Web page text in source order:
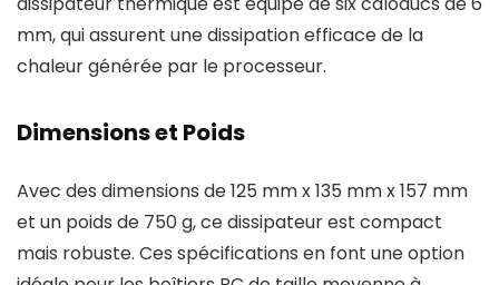
mm, qui assurent une dissipation efficace de la
chaleur générée par le processeur.
Dimensions et Poids
Avec des dimensions de 125 mm x 135 mm x 157 mm
et un poids de 750 g, ce dissipateur est compact
mais robuste. Ces spécifications en font une option